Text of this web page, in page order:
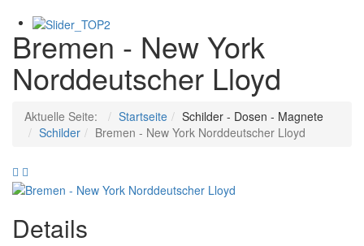
Bremen - New York
Norddeutscher Lloyd
Aktuelle Seite: Startseite
Schilder - Dosen - Magnete
Schilder
Bremen - New York Norddeutscher Lloyd
Cuba
-
Norddeutscher
Lloyd
ist
sagt
der
Details